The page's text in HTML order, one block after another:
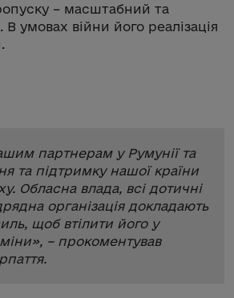
– масштабний та
умовах війни його реалізація
партнерам у Румунії та
та підтримку нашої країни
Обласна влада, всі дотичні
організація докладають
щоб втілити його у
», – прокоментував